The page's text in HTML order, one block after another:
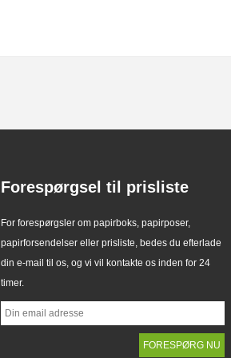
Zeal X lancerer
brugerdefinerede Glassine-
globale mærker med at erstatte
engangsplastikemballage
2026/07/22
Da den globale efterspørgsel efter
med at vokse, har Zeal X, en
Forespørgsel til prisliste
For forespørgsler om papirboks, papirposer,
papirforsendelser eller prisliste, bedes du efterlade
din e-mail til os, og vi vil kontakte os inden for 24
timer.